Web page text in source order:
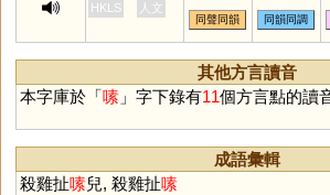
HKLS 人文
同聲同韻 同韻同調
其他方言讀音
本字庫於「嗉」字下錄有11個方言點的讀
成語彙輯
殺雞扯嗉兒, 殺雞扯嗉